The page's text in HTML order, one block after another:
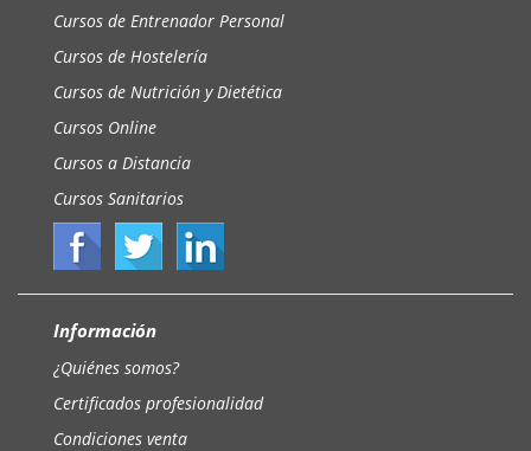
Cursos de Entrenador Personal
Cursos de Hostelería
Cursos de Nutrición y Dietética
Cursos Online
Cursos a Distancia
Cursos Sanitarios
Información
¿Quiénes somos?
Certificados profesionalidad
Condiciones venta